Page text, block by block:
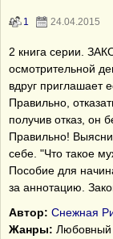
1 24.04.2015
2 книга серии.
осмотрительной
вдруг приглашает
Правильно,
получив отказ, он
Правильно!
себе. "Что такое
Пособие для
за аннотацию.
Автор: Снежная
Жанры: